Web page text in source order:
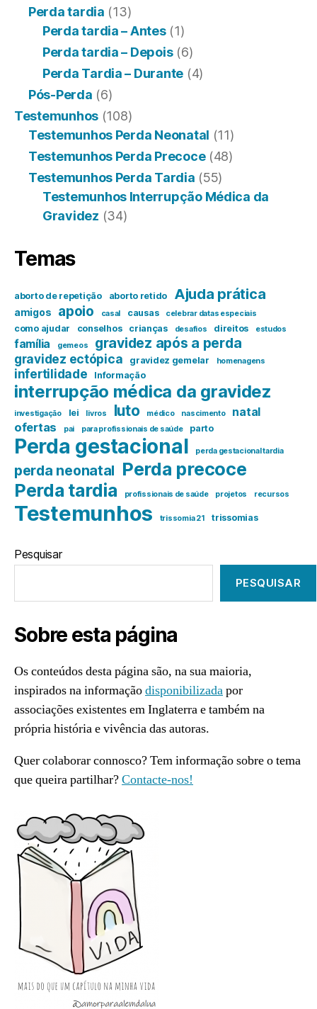
Perda tardia (13)
Perda tardia – Antes(1)
Perda tardia – Depois(6)
Perda Tardia – Durante (4)
Pós-Perda (6)
Testemunhos (108)
Testemunhos Perda Neonatal (11)
Testemunhos Perda Precoce(48)
Testemunhos Perda Tardia (55)
Testemunhos Interrupção Médica da
Gravidez (34)
Temas
aborto de repetição aborto retido Ajuda prática
amigos apoio casal causas celebrar datas especiais
como ajudar conselhos crianças desafios direitos estudos
família gemeos gravidez após a perda
gravidez ectópica gravidez gemelar homenagens
infertilidade Informação
interrupção médica da gravidez
investigação lei livros luto médico nascimento natal
ofertas pai para profissionais de saúde parto
Perda gestacional perda gestacional tardia
perda neonatal Perda precoce
Perda tardia
profissionais de saúde projetos recursos
Testemunhos trissomia 21 trissomias
Pesquisar
PESQUISAR
Sobre esta página
Os conteúdos desta página são, na sua maioria,
inspirados na informaçãodisponibilizadapor
associações existentes em Inglaterra e também na
própria história e vivência das autoras.
Quer colaborar connosco? Tem informação sobre o tema
que queira partilhar?Contacte-nos!